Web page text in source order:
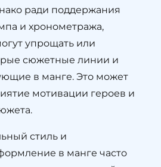
ради поддержания
и хронометража,
упрощать или
сюжетные линии и
в манге. Это может
мотивации героев и
стиль и
в манге часто